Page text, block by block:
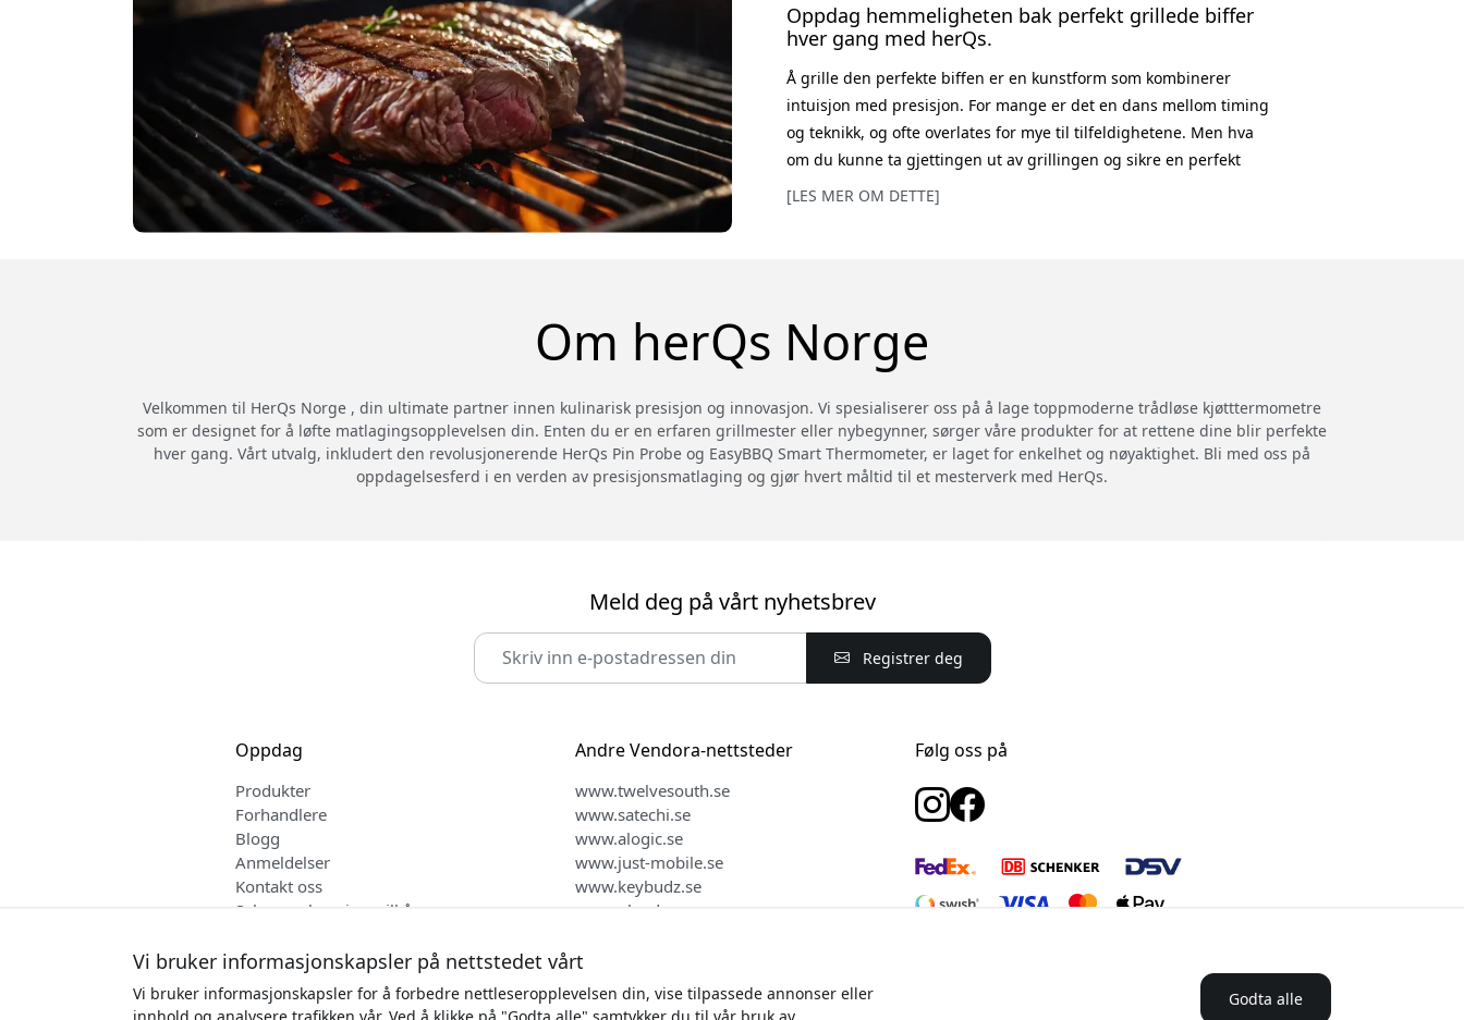
Oppdag hemmeligheten bak perfekt grillede biffer
hver gang med herQs.
Å grille den perfekte biffen er en kunstform som kombinerer
intuisjon med presisjon. For mange er det en dans mellom timing
og teknikk, og ofte overlates for mye til tilfeldighetene. Men hva
om du kunne ta gjettingen ut av grillingen og sikre en perfekt
stekt biff hver gang? Bli kjent med herQs, termometeret som
[LES MER OM DETTE]
Om herQs Norge
Velkommen til HerQs Norge , din ultimate partner innen kulinarisk presisjon og innovasjon. Vi spesialiserer oss på å lage toppmoderne trådløse kjøtttermometre
som er designet for å løfte matlagingsopplevelsen din. Enten du er en erfaren grillmester eller nybegynner, sørger våre produkter for at rettene dine blir perfekte
hver gang. Vårt utvalg, inkludert den revolusjonerende HerQs Pin Probe og EasyBBQ Smart Thermometer, er laget for enkelhet og nøyaktighet. Bli med oss på
oppdagelsesferd i en verden av presisjonsmatlaging og gjør hvert måltid til et mesterverk med HerQs.
Meld deg på vårt nyhetsbrev
Registrer deg
Oppdag
Produkter
Forhandlere
Blogg
Anmeldelser
Kontakt oss
Salgs- og leveringsvilkår
Andre Vendora-nettsteder
www.twelvesouth.se
www.satechi.se
www.alogic.se
www.just-mobile.se
www.keybudz.se
www.plaud.se
Følg oss på
Vi bruker informasjonskapsler på nettstedet vårt
Vi bruker informasjonskapsler for å forbedre nettleseropplevelsen din, vise tilpassede annonser eller
Godta alle